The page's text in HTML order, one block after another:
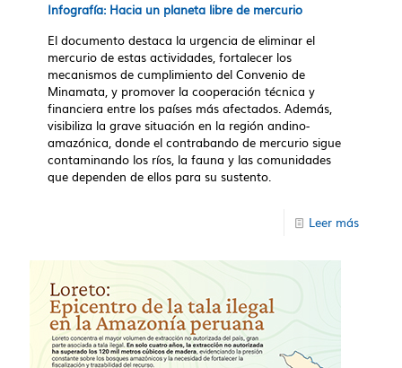
Infografía: Hacia un planeta libre de mercurio
El documento destaca la urgencia de eliminar el
mercurio de estas actividades, fortalecer los
mecanismos de cumplimiento del Convenio de
Minamata, y promover la cooperación técnica y
financiera entre los países más afectados. Además,
visibiliza la grave situación en la región andino-
amazónica, donde el contrabando de mercurio sigue
contaminando los ríos, la fauna y las comunidades
que dependen de ellos para su sustento.
Leer más